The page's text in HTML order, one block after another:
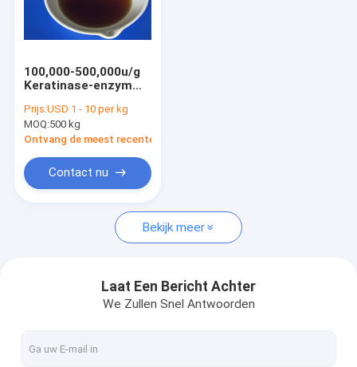
NSP Enzym
Het Enzym van de glucoseoxydase
Xylanaseenzym
Beta Mannanase Enzyme
Cellulaseenzym
Pectinase Enzym
100,000-500,000u/g
Keratinase-enzym
Bevorderend
spijsverteringsvermogen
Prijs:USD 1 - 10 per kg
MOQ:500 kg
Ontvang de meest recente Prijs
Contact nu
Bekijk meer
Laat Een Bericht Achter
We Zullen Snel Antwoorden